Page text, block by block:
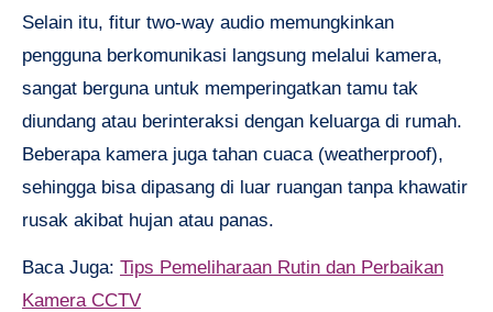
Selain itu, fitur two-way audio memungkinkan
pengguna berkomunikasi langsung melalui kamera,
sangat berguna untuk memperingatkan tamu tak
diundang atau berinteraksi dengan keluarga di rumah.
Beberapa kamera juga tahan cuaca (weatherproof),
sehingga bisa dipasang di luar ruangan tanpa khawatir
rusak akibat hujan atau panas.
Baca Juga: Tips Pemeliharaan Rutin dan Perbaikan
Kamera CCTV